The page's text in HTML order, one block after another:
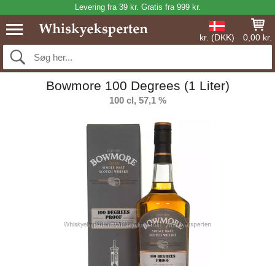
Levering fra 39 kr. Gratis fra 999 kr.
kr. (DKK) 0,00 kr.
Bowmore 100 Degrees (1 Liter)
100 cl, 57,1 %